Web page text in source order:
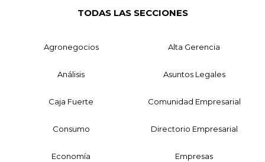
TODAS LAS SECCIONES
Agronegocios Alta Gerencia
Análisis Asuntos Legales
Caja Fuerte Comunidad Empresarial
Consumo Directorio Empresarial
Economía Empresas